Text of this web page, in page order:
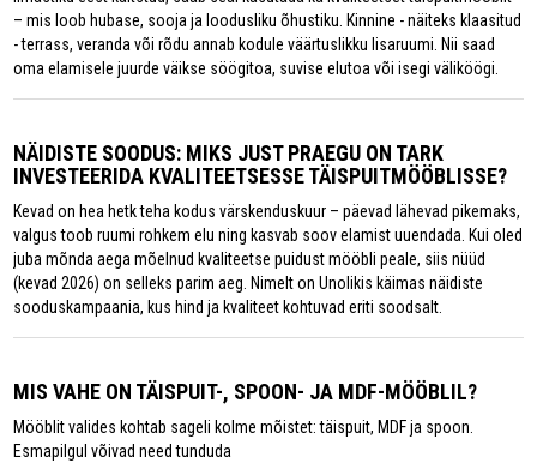
– mis loob hubase, sooja ja loodusliku õhustiku. Kinnine - näiteks klaasitud
- terrass, veranda või rõdu annab kodule väärtuslikku lisaruumi. Nii saad
oma elamisele juurde väikse söögitoa, suvise elutoa või isegi väliköögi.
NÄIDISTE SOODUS: MIKS JUST PRAEGU ON TARK
INVESTEERIDA KVALITEETSESSE TÄISPUITMÖÖBLISSE?
Kevad on hea hetk teha kodus värskenduskuur – päevad lähevad pikemaks,
valgus toob ruumi rohkem elu ning kasvab soov elamist uuendada. Kui oled
juba mõnda aega mõelnud kvaliteetse puidust mööbli peale, siis nüüd
(kevad 2026) on selleks parim aeg. Nimelt on Unolikis käimas näidiste
sooduskampaania, kus hind ja kvaliteet kohtuvad eriti soodsalt.
MIS VAHE ON TÄISPUIT-, SPOON- JA MDF-MÖÖBLIL?
Mööblit valides kohtab sageli kolme mõistet: täispuit, MDF ja spoon.
Esmapilgul võivad need tunduda